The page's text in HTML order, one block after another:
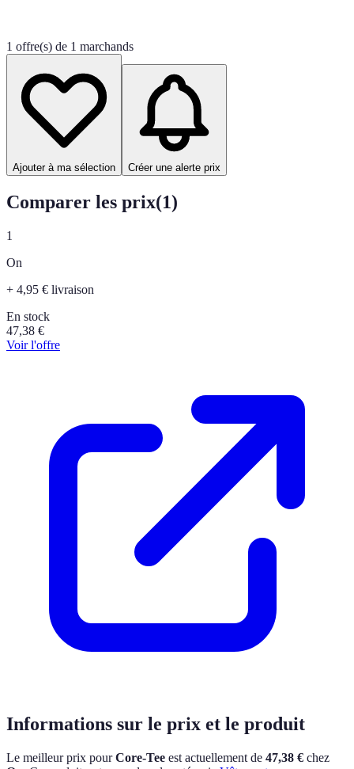
1 offre(s) de 1 marchands
Ajouter à ma sélection Créer une alerte prix
Comparer les prix(1)
1
On
+ 4,95 € livraison
En stock
47,38 €
Voir l'offre
Informations sur le prix et le produit
Le meilleur prix pourCore-Tee est actuellement de 47,38 € chez